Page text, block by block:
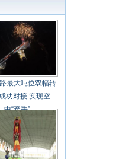
最大吨位双幅转
功对接 实现空
中“牵手”